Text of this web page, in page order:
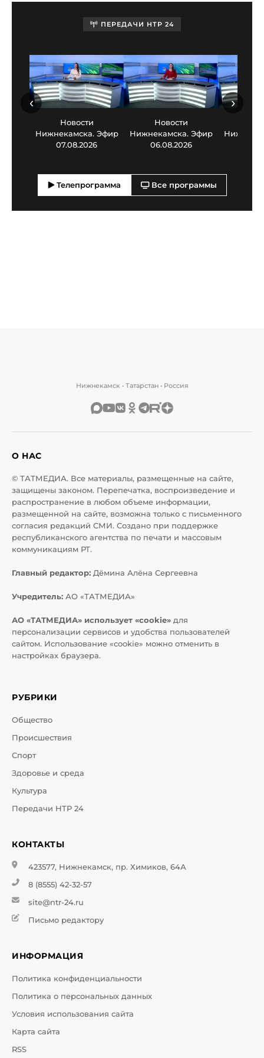
ПЕРЕДАЧИ НТР 24
Новости
Нижнекамска. Эфир
07.08.2026
Новости
Нижнекамска. Эфир
06.08.2026
‹ ›
Телепрограмма Все программы
Нижнекамск • Татарстан • Россия
О НАС
© ТАТМЕДИА. Все материалы, размещенные на сайте,
защищены законом. Перепечатка, воспроизведение и
распространение в любом объеме информации,
размещенной на сайте, возможна только с письменного
согласия редакций СМИ. Создано при поддержке
республиканского агентства по печати и массовым
коммуникациям РТ.
Главный редактор: Дёмина Алёна Сергеевна
Учредитель: АО «ТАТМЕДИА»
АО «ТАТМЕДИА» использует «cookie» для
персонализации сервисов и удобства пользователей
сайтом. Использование «cookie» можно отменить в
настройках браузера.
РУБРИКИ
Общество
Происшествия
Спорт
Здоровье и среда
Культура
Передачи НТР 24
КОНТАКТЫ
423577, Нижнекамск, пр. Химиков, 64А
8 (8555) 42-32-57
site@ntr-24.ru
Письмо редактору
ИНФОРМАЦИЯ
Политика конфиденциальности
Политика о персональных данных
Условия использования сайта
Карта сайта
RSS